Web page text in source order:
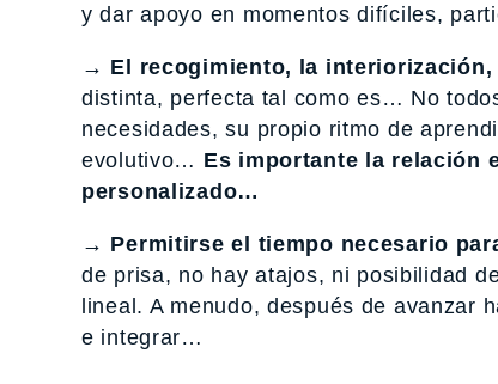
y dar apoyo en momentos difíciles,
→ El recogimiento, la
distinta, perfecta tal como es… No
necesidades, su propio ritmo de
evolutivo… Es importante la relación
personalizado…
→ Permitirse el tiempo necesario
de prisa, no hay atajos, ni posibilidad
lineal. A menudo, después de avanzar
e integrar…